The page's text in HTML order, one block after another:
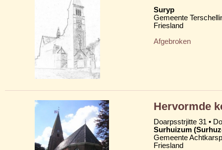
Suryp
Gemeente
Friesland
Afgebroken
Hervormde
Doarpsstrjitte 31 •
Surhuizum
Gemeente
Friesland